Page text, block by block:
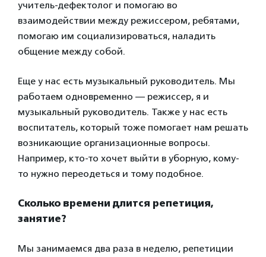
учитель-дефектолог и помогаю во
взаимодействии между режиссером, ребятами,
помогаю им социализироваться, наладить
общение между собой.
Еще у нас есть музыкальный руководитель. Мы
работаем одновременно — режиссер, я и
музыкальный руководитель. Также у нас есть
воспитатель, который тоже помогает нам решать
возникающие организационные вопросы.
Например, кто-то хочет выйти в уборную, кому-
то нужно переодеться и тому подобное.
Сколько времени длится репетиция,
занятие?
Мы занимаемся два раза в неделю, репетиции